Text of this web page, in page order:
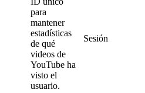
para
mantener
estadísticas
de qué
videos de
YouTube ha
visto el
usuario.
Sesión